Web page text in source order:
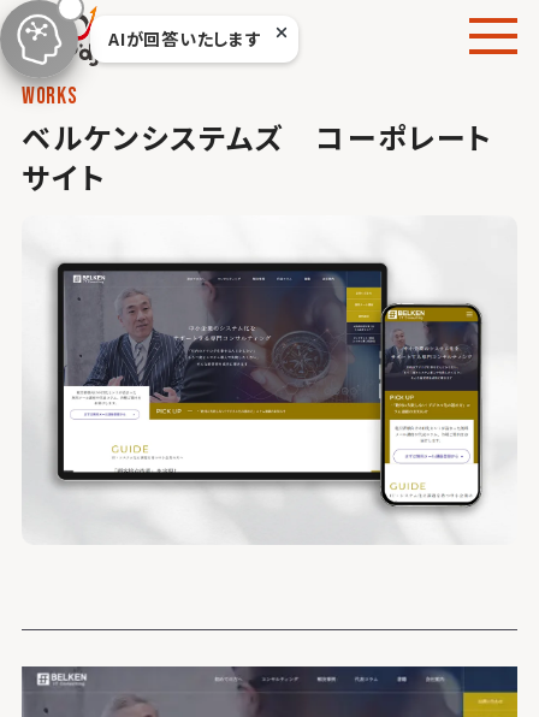
本
文
へworks
ベルケンシステムズ コーポレート
サイト
AIが回答いたします